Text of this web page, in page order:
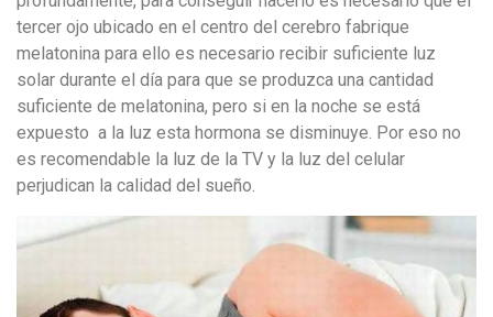
tercer ojo ubicado en el centro del cerebro fabrique
melatonina para ello es necesario recibir suficiente luz
solar durante el día para que se produzca una cantidad
suficiente de melatonina, pero si en la noche se está
expuesto a la luz esta hormona se disminuye. Por eso no
es recomendable la luz de la TV y la luz del celular
perjudican la calidad del sueño.